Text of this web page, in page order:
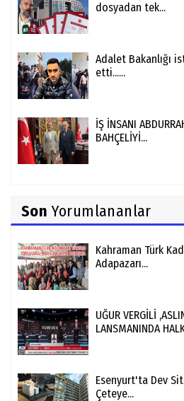
dosyadan tek...
Adalet Bakanlığı
etti......
İŞ İNSANI
BAHÇELİYİ...
Son Yorumlananlar
Kahraman Türk
Adapazarı...
UĞUR VERGİLİ
LANSMANINDA
Esenyurt'ta Dev
Çeteye...